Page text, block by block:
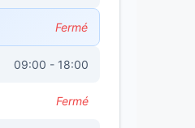
Fermé
09:00 - 18:00
Fermé